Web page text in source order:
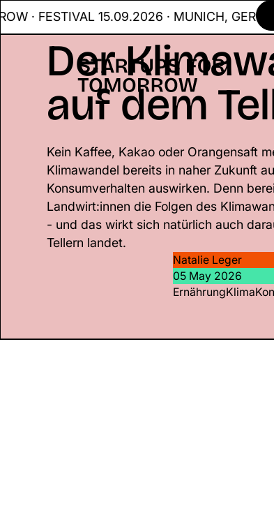
FESTIVAL 15.09.2026 · MUNICH, GER
Der
auf dem
Kein Kaffee, Kakao oder Orangensaft
Klimawandel bereits in naher Zukunft
Konsumverhalten auswirken. Denn
Landwirt:innen die Folgen des
- und das wirkt sich natürlich auch
Tellern landet.
Natalie Leger
05 May 2026
ErnährungKlima